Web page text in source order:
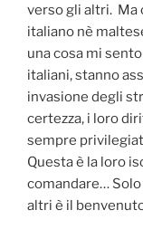
verso gli altri. Ma
italiano nè
una cosa mi
italiani, stanno
invasione degli
certezza, i loro
sempre
Questa è la loro
comandare…
altri è il